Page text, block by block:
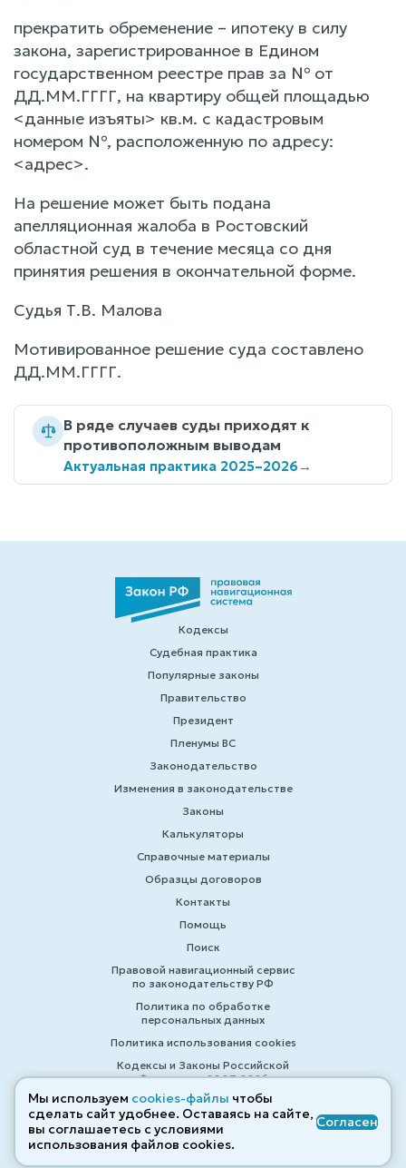
прекратить обременение – ипотеку в силу
закона, зарегистрированное в Едином
государственном реестре прав за № от
ДД.ММ.ГГГГ, на квартиру общей площадью
<данные изъяты> кв.м. с кадастровым
номером №, расположенную по адресу:
<адрес>.
На решение может быть подана
апелляционная жалоба в Ростовский
областной суд в течение месяца со дня
принятия решения в окончательной форме.
Судья Т.В. Малова
Мотивированное решение суда составлено
ДД.ММ.ГГГГ.
В ряде случаев суды приходят к
противоположным выводам
Актуальная практика 2025–2026→
Кодексы
Судебная практика
Популярные законы
Правительство
Президент
Пленумы ВС
Законодательство
Изменения в законодательстве
Законы
Калькуляторы
Справочные материалы
Образцы договоров
Контакты
Помощь
Поиск
Правовой навигационный сервис
по законодательству РФ
Политика по обработке
персональных данных
Политика использования cookies
Кодексы и Законы Российской
Федерации 2007-2026
© ZAKONRF.INFO
Мы используем cookies-файлы чтобы
сделать сайт удобнее. Оставаясь на сайте,
вы соглашаетесь с условиями
использования файлов cооkies.
Согласен